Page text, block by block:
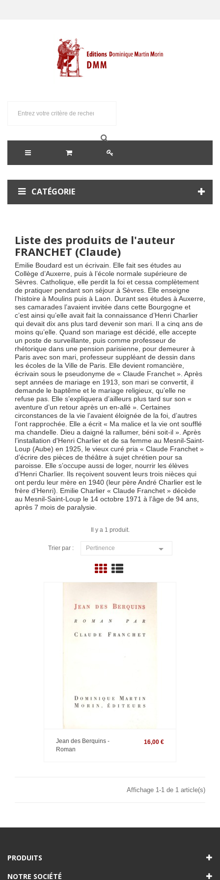
CATÉGORIE
Liste des produits de l'auteur
FRANCHET (Claude)
Emilie Boudard est un écrivain. Elle fait ses études au
Collège d’Auxerre, puis à l’école normale supérieure de
Sèvres. Catholique, elle perdit la foi et cessa complètement
de pratiquer pendant son séjour à Sèvres. Elle enseigne
l’histoire à Moulins puis à Laon. Durant ses études à Auxerre,
ses camarades l’avaient invitée dans cette Bourgogne et
c’est ainsi qu’elle avait fait la connaissance d’Henri Charlier
qui devait dix ans plus tard devenir son mari. Il a cinq ans de
moins qu’elle. Quand son mariage est décidé, elle accepte
un poste de surveillante, puis comme professeur de
rhétorique dans une pension parisienne, pour demeurer à
Paris avec son mari, professeur suppléant de dessin dans
les écoles de la Ville de Paris. Elle devient romancière,
écrivain sous le pseudonyme de « Claude Franchet ». Après
sept années de mariage en 1913, son mari se convertit, il
demande le baptême et le mariage religieux, qu’elle ne
refuse pas. Elle s’expliquera d’ailleurs plus tard sur son «
aventure d’un retour après un en-allé ». Certaines
circonstances de la vie l’avaient éloignée de la foi, d’autres
l’ont rapprochée. Elle a écrit « Ma malice et la vie ont soufflé
ma chandelle. Dieu a daigné la rallumer, béni soit-il ». Après
l’installation d'Henri Charlier et de sa femme au Mesnil-Saint-
Loup (Aube) en 1925, le vieux curé pria « Claude Franchet »
d’écrire des pièces de théâtre à sujet chrétien pour sa
paroisse. Elle s’occupe aussi de loger, nourrir les élèves
d’Henri Charlier. Ils reçoivent souvent leurs trois nièces qui
ont perdu leur mère en 1940 (leur père André Charlier est le
frère d’Henri). Emilie Charlier « Claude Franchet » décède
au Mesnil-Saint-Loup le 14 octobre 1971 à l’âge de 94 ans,
après 7 mois de paralysie.
Il y a 1 produit.
Trier par : Pertinence 
Jean des Berquins -
Roman
16,00 €
Affichage 1-1 de 1 article(s)
PRODUITS
NOTRE SOCIÉTÉ